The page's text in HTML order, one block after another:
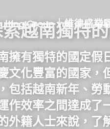
Group｜維律盛業
越南獨特
擁有獨特的國定假
文化豐富的國家，
包括越南新年、勞
作效率之間達成了
外籍人士來說，了